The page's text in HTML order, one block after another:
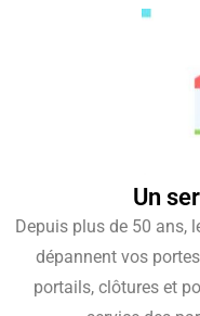
Un
Depuis plus de 50 ans,
dépannent vos
portails, clôtures et